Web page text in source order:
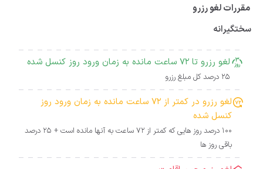
مقررات لغو رزرو
سختگیرانه
لغو رزرو تا 72 ساعت مانده به زمان ورود روز کنسل شده
25 درصد کل مبلغ رزرو
لغو رزرو در کمتر از 72 ساعت مانده به زمان ورود روز
کنسل شده
100 درصد روز هایی که کمتر از 72 ساعت به آنها مانده است + 25 درصد
باقی روز ها